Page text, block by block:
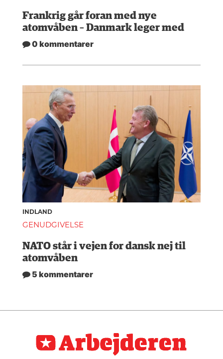
Frankrig går foran med nye
atomvåben – Danmark leger med
0 kommentarer
INDLAND
GENUDGIVELSE
NATO står i vejen for dansk nej til
atomvåben
5 kommentarer